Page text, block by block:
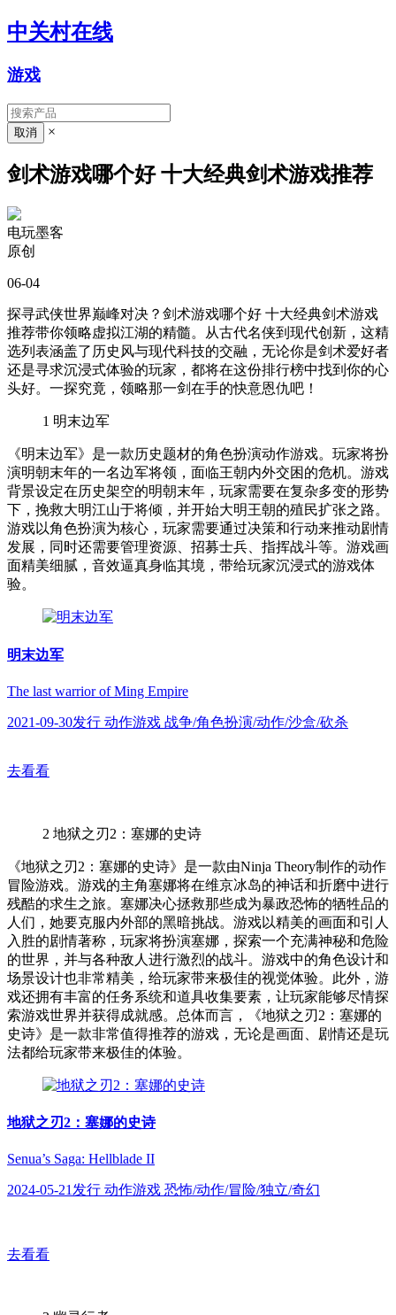
中关村在线
游戏
×
剑术游戏哪个好 十大经典剑术游戏推荐
电玩墨客
原创
06-04
探寻武侠世界巅峰对决？剑术游戏哪个好 十大经典剑术游戏
推荐带你领略虚拟江湖的精髓。从古代名侠到现代创新，这精
选列表涵盖了历史风与现代科技的交融，无论你是剑术爱好者
还是寻求沉浸式体验的玩家，都将在这份排行榜中找到你的心
头好。一探究竟，领略那一剑在手的快意恩仇吧！
1 明末边军
《明末边军》是一款历史题材的角色扮演动作游戏。玩家将扮
演明朝末年的一名边军将领，面临王朝内外交困的危机。游戏
背景设定在历史架空的明朝末年，玩家需要在复杂多变的形势
下，挽救大明江山于将倾，并开始大明王朝的殖民扩张之路。
游戏以角色扮演为核心，玩家需要通过决策和行动来推动剧情
发展，同时还需要管理资源、招募士兵、指挥战斗等。游戏画
面精美细腻，音效逼真身临其境，带给玩家沉浸式的游戏体
验。
明末边军
The last warrior of Ming Empire
2021-09-30发行 动作游戏 战争/角色扮演/动作/沙盒/砍杀
去看看
2 地狱之刃2：塞娜的史诗
《地狱之刃2：塞娜的史诗》是一款由Ninja Theory制作的动作
冒险游戏。游戏的主角塞娜将在维京冰岛的神话和折磨中进行
残酷的求生之旅。塞娜决心拯救那些成为暴政恐怖的牺牲品的
人们，她要克服内外部的黑暗挑战。游戏以精美的画面和引人
入胜的剧情著称，玩家将扮演塞娜，探索一个充满神秘和危险
的世界，并与各种敌人进行激烈的战斗。游戏中的角色设计和
场景设计也非常精美，给玩家带来极佳的视觉体验。此外，游
戏还拥有丰富的任务系统和道具收集要素，让玩家能够尽情探
索游戏世界并获得成就感。总体而言，《地狱之刃2：塞娜的
史诗》是一款非常值得推荐的游戏，无论是画面、剧情还是玩
法都给玩家带来极佳的体验。
地狱之刃2：塞娜的史诗
Senua’s Saga: Hellblade II
2024-05-21发行 动作游戏 恐怖/动作/冒险/独立/奇幻
去看看